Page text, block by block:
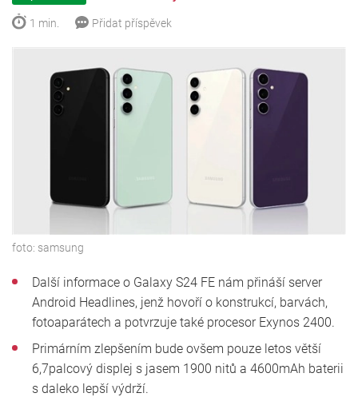
1 min. Přidat příspěvek
foto: samsung
Další informace o Galaxy S24 FE nám přináší server
Android Headlines, jenž hovoří o konstrukcí, barvách,
fotoaparátech a potvrzuje také procesor Exynos 2400.
Primárním zlepšením bude ovšem pouze letos větší
6,7palcový displej s jasem 1900 nitů a 4600mAh baterii
s daleko lepší výdrží.